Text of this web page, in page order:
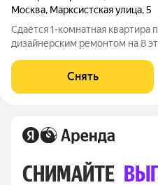
Москва, Марксистская улица,5
Сдаётся 1-комнатная квартира
дизайнерским ремонтом на 8
Стиральная машина Сушильная машина Холодильник
Посудомоечная
Снять
СНИМАЙТЕ